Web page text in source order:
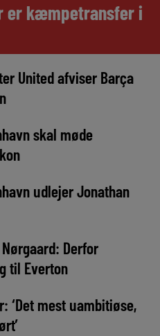
er kæmpetransfer i
United afviser Barça
skal møde
udlejer Jonathan
Derfor
til Everton
‘Det mest uambitiøse,